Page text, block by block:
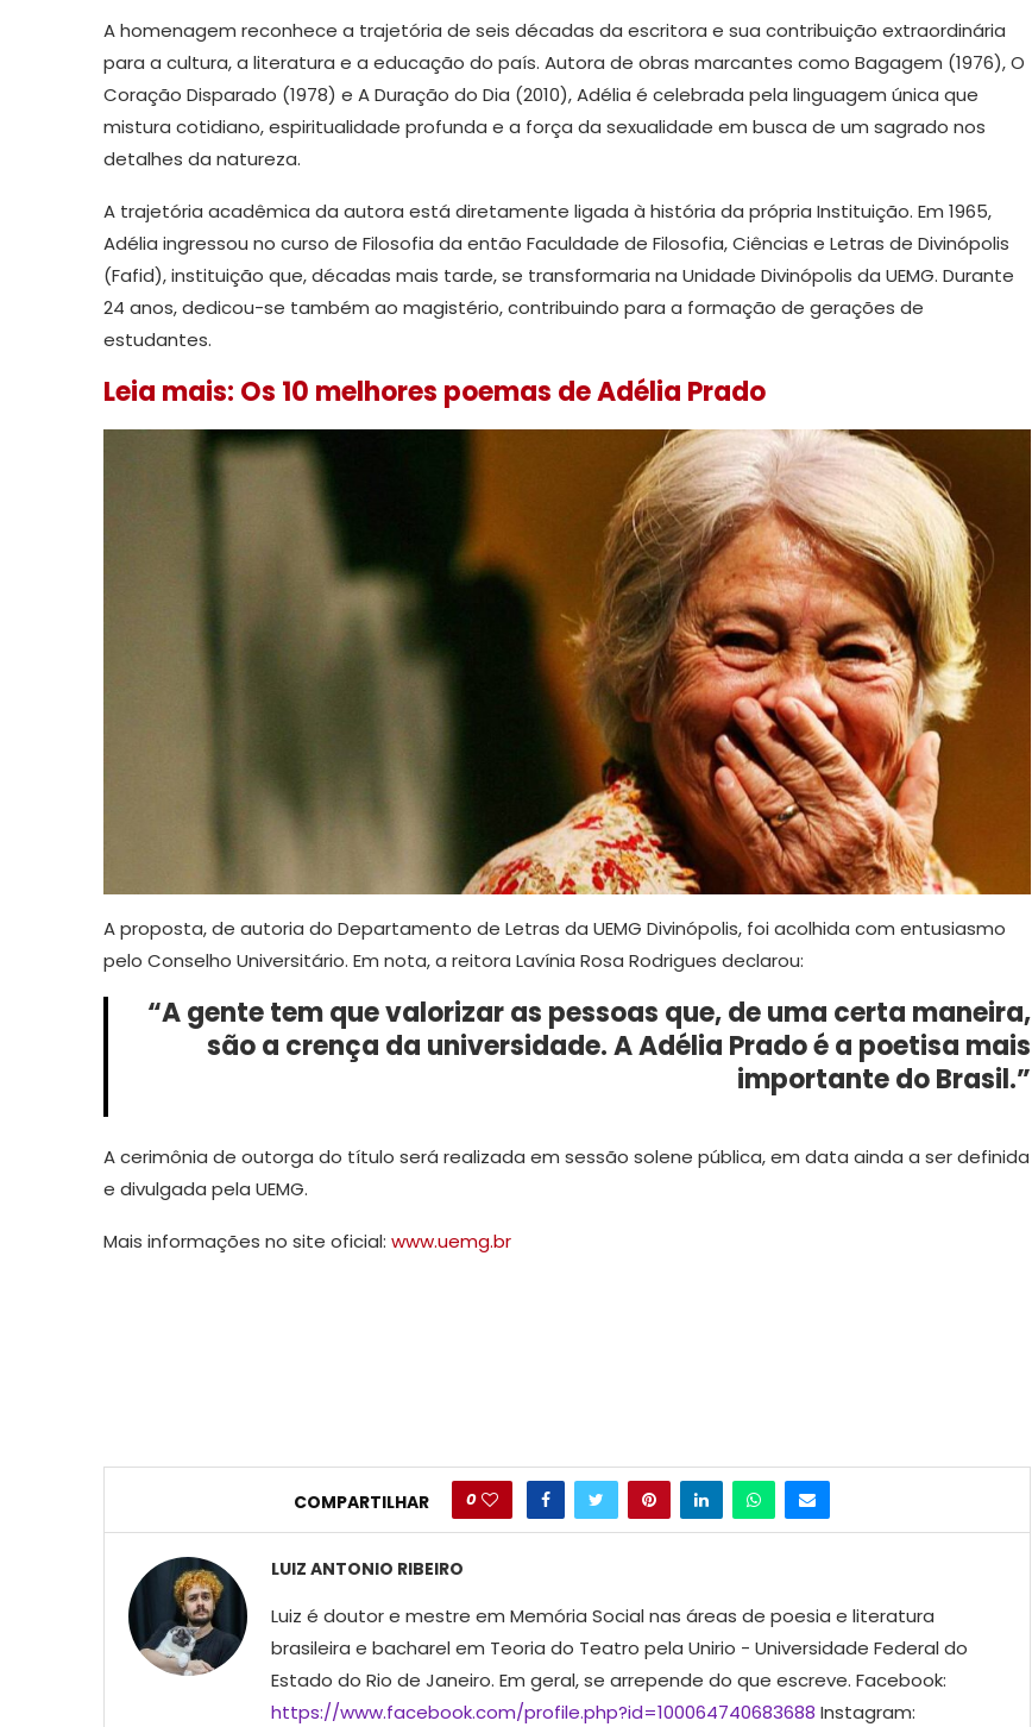
A homenagem reconhece a trajetória de seis décadas da escritora e sua contribuição extraordinária
para a cultura, a literatura e a educação do país. Autora de obras marcantes como Bagagem (1976), O
Coração Disparado (1978) e A Duração do Dia (2010), Adélia é celebrada pela linguagem única que
mistura cotidiano, espiritualidade profunda e a força da sexualidade em busca de um sagrado nos
detalhes da natureza.
A trajetória acadêmica da autora está diretamente ligada à história da própria Instituição. Em 1965,
Adélia ingressou no curso de Filosofia da então Faculdade de Filosofia, Ciências e Letras de Divinópolis
(Fafid), instituição que, décadas mais tarde, se transformaria na Unidade Divinópolis da UEMG. Durante
24 anos, dedicou-se também ao magistério, contribuindo para a formação de gerações de
estudantes.
Leia mais: Os 10 melhores poemas de Adélia Prado
A proposta, de autoria do Departamento de Letras da UEMG Divinópolis, foi acolhida com entusiasmo
pelo Conselho Universitário. Em nota, a reitora Lavínia Rosa Rodrigues declarou:
“A gente tem que valorizar as pessoas que, de uma certa maneira,
são a crença da universidade. A Adélia Prado é a poetisa mais
importante do Brasil.”
A cerimônia de outorga do título será realizada em sessão solene pública, em data ainda a ser definida
e divulgada pela UEMG.
Mais informações no site oficial: www.uemg.br
COMPARTILHAR 0
LUIZ ANTONIO RIBEIRO
Luiz é doutor e mestre em Memória Social nas áreas de poesia e literatura
brasileira e bacharel em Teoria do Teatro pela Unirio - Universidade Federal do
Estado do Rio de Janeiro. Em geral, se arrepende do que escreve. Facebook:
https://www.facebook.com/profile.php?id=100064740683688 Instagram: